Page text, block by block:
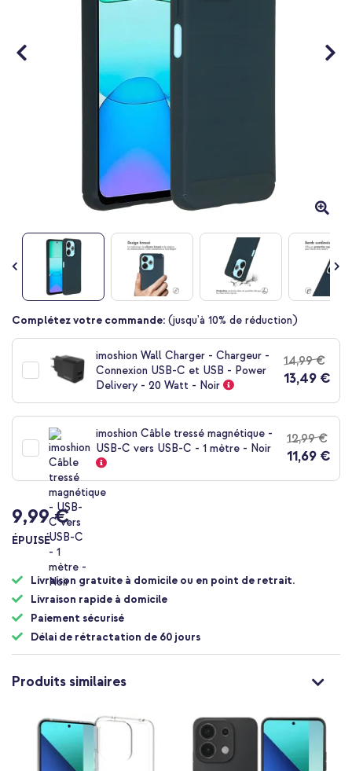
Passer
de
Complétez votre commande: (jusqu'à 10% de réduction)
imoshion Wall Charger - Chargeur -
Connexion USB-C et USB - Power
Delivery - 20 Watt - Noir
14,99 €
13,49 €
imoshion Câble tressé magnétique -
USB-C vers USB-C - 1 mètre - Noir
12,99 €
11,69 €
9,99 €
ÉPUISÉ
Livraison gratuite à domicile ou en point de retrait.
Livraison rapide à domicile
Paiement sécurisé
Délai de rétractation de 60 jours
Produits similaires